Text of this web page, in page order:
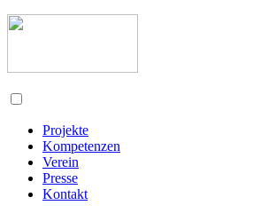
Projekte
Kompetenzen
Verein
Presse
Kontakt